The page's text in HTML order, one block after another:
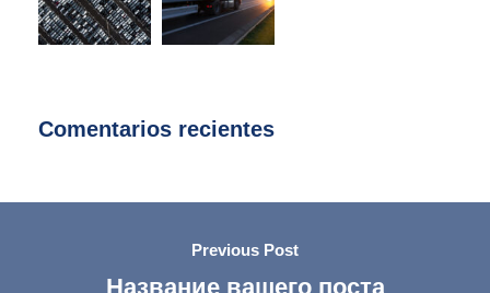
Comentarios recientes
Previous Post
Название вашего поста